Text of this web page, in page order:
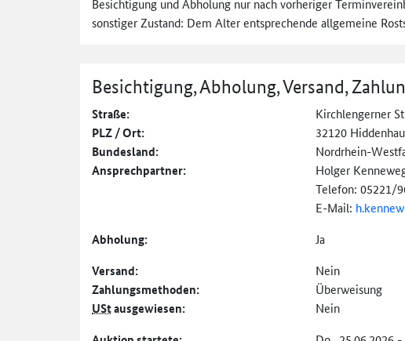
sonstiger Zustand: Dem Alter entsprechende allgemeine
Besichtigung, Abholung, Versand,
Straße: Kirchlengerner
PLZ / Ort: 32120
Bundesland: Nordrhein-
Ansprechpartner:
Holger
Telefon: 05221/
E-Mail:
Abholung: Ja
Versand: Nein
Zahlungs­methoden: Überweisung
UStausgewiesen: Nein